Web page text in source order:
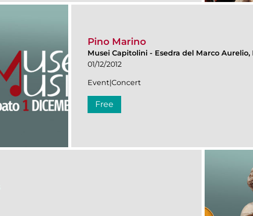
Pino Marino
Musei Capitolini - Esedra del Marco
01/12/2012
Event|Concert
Free